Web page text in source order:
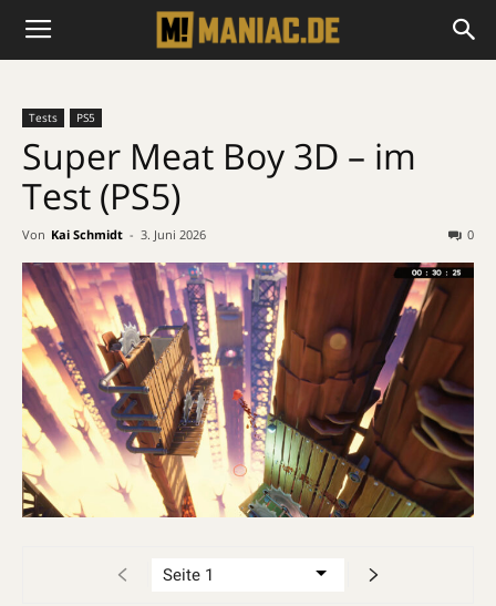
Tests PS5
Super Meat Boy 3D – im
Test (PS5)
Von Kai Schmidt - 3. Juni 2026 0